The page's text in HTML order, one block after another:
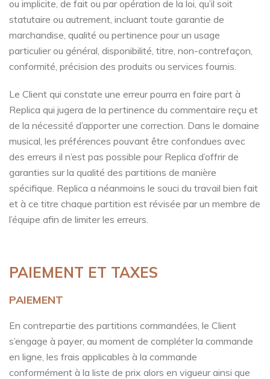
ou implicite, de fait ou par opération de la loi, qu’il soit
statutaire ou autrement, incluant toute garantie de
marchandise, qualité ou pertinence pour un usage
particulier ou général, disponibilité, titre, non-contrefaçon,
conformité, précision des produits ou services fournis.
Le Client qui constate une erreur pourra en faire part à
Replica qui jugera de la pertinence du commentaire reçu et
de la nécessité d’apporter une correction. Dans le domaine
musical, les préférences pouvant être confondues avec
des erreurs il n’est pas possible pour Replica d’offrir de
garanties sur la qualité des partitions de manière
spécifique. Replica a néanmoins le souci du travail bien fait
et à ce titre chaque partition est révisée par un membre de
l’équipe afin de limiter les erreurs.
PAIEMENT ET TAXES
PAIEMENT
En contrepartie des partitions commandées, le Client
s’engage à payer, au moment de compléter la commande
en ligne, les frais applicables à la commande
conformément à la liste de prix alors en vigueur ainsi que